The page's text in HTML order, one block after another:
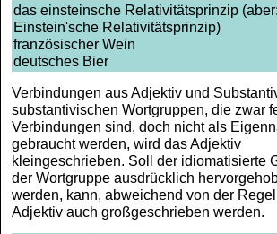
das einsteinsche Relativitätsprinzip
Einstein'sche Relativitätsprinzip)
französischer Wein
deutsches Bier
Verbindungen aus Adjektiv und
substantivischen Wortgruppen, die zwar
Verbindungen sind, doch nicht als
gebraucht werden, wird das Adjektiv
kleingeschrieben. Soll der idiomatisierte
der Wortgruppe ausdrücklich
werden, kann, abweichend von der
Adjektiv auch großgeschrieben werden.